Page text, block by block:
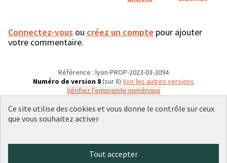
Connectez-vous ou créez un compte pour ajouter
votre commentaire.
Référence : lyon-PROP-2023-03-2094
Numéro de version 8(sur 8)
voir les autres versions
Vérifiez l'empreinte numérique
Ce site utilise des cookies et vous donne le contrôle sur ceux
que vous souhaitez activer
Tout accepter